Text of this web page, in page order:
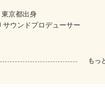
東京都出身
ウンドプロデューサー
もっ